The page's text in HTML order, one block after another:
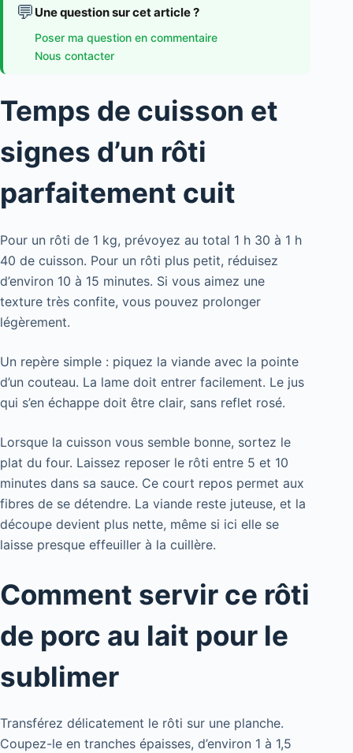
💬 Une question sur cet article ?
Poser ma question en commentaire
Nous contacter
Temps de cuisson et
signes d’un rôti
parfaitement cuit
Pour un rôti de 1 kg, prévoyez au total 1 h 30 à 1 h
40 de cuisson. Pour un rôti plus petit, réduisez
d’environ 10 à 15 minutes. Si vous aimez une
texture très confite, vous pouvez prolonger
légèrement.
Un repère simple : piquez la viande avec la pointe
d’un couteau. La lame doit entrer facilement. Le jus
qui s’en échappe doit être clair, sans reflet rosé.
Lorsque la cuisson vous semble bonne, sortez le
plat du four. Laissez reposer le rôti entre 5 et 10
minutes dans sa sauce. Ce court repos permet aux
fibres de se détendre. La viande reste juteuse, et la
découpe devient plus nette, même si ici elle se
laisse presque effeuiller à la cuillère.
Comment servir ce rôti
de porc au lait pour le
sublimer
Transférez délicatement le rôti sur une planche.
Coupez-le en tranches épaisses, d’environ 1 à 1,5